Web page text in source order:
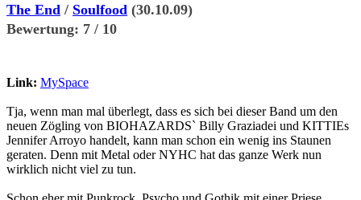
The End / Soulfood (30.10.09)
Bewertung: 7 / 10
Link: MySpace
Tja, wenn man mal überlegt, dass es sich bei dieser Band um den
neuen Zögling von BIOHAZARDS` Billy Graziadei und KITTIEs
Jennifer Arroyo handelt, kann man schon ein wenig ins Staunen
geraten. Denn mit Metal oder NYHC hat das ganze Werk nun
wirklich nicht viel zu tun.